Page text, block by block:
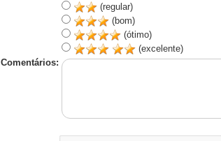
(regular)
(bom)
(ótimo)
(excelente)
Comentários: